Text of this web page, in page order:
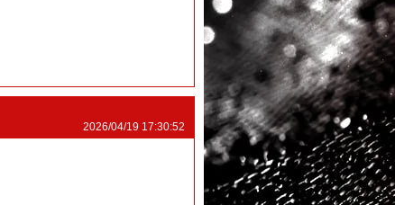
2026/04/19 17:30:52